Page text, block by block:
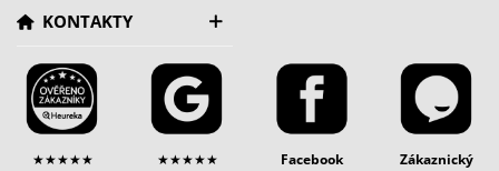
KONTAKTY
★★★★★
★★★★★
Facebook
Zákaznický